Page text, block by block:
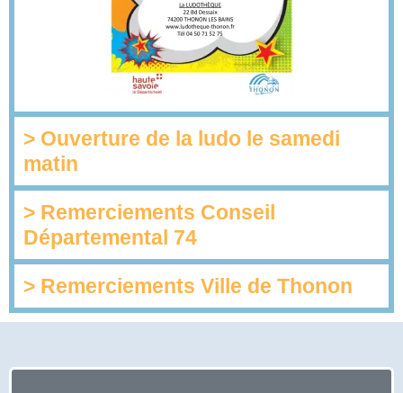
> Ouverture de la ludo le samedi
matin
> Remerciements Conseil
Départemental 74
> Remerciements Ville de Thonon